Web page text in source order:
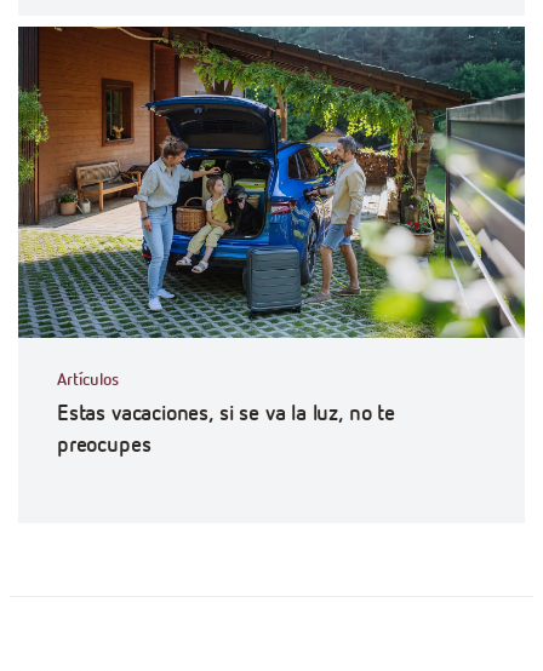
Artículos
Estas vacaciones, si se va la luz, no te
preocupes